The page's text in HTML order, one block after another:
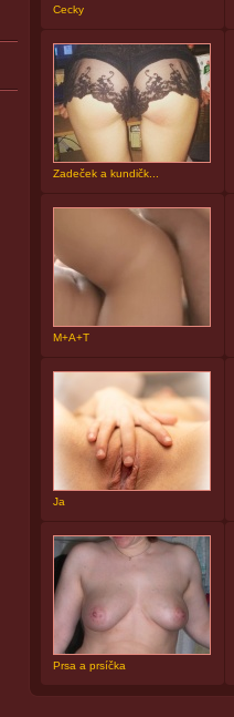
Cecky
Zadeček a kundičk...
M+A+T
Ja
Prsa a prsíčka